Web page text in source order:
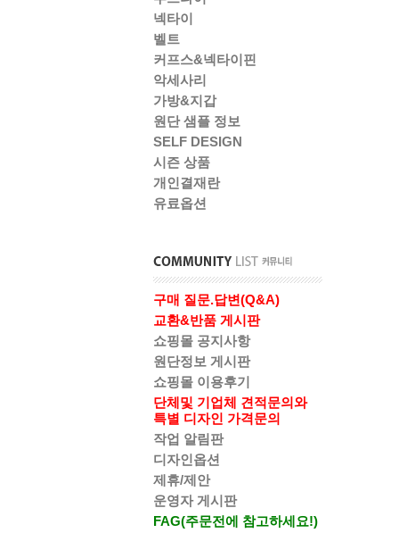
넥타이
벨트
커프스&넥타이핀
악세사리
가방&지갑
원단 샘플 정보
SELF DESIGN
시즌 상품
개인결재란
유료옵션
구매 질문.답변(Q&A)
교환&반품 게시판
쇼핑몰 공지사항
원단정보 게시판
쇼핑몰 이용후기
단체및 기업체 견적문의와
특별 디자인 가격문의
작업 알림판
디자인옵션
제휴/제안
운영자 게시판
FAG(주문전에 참고하세요!)